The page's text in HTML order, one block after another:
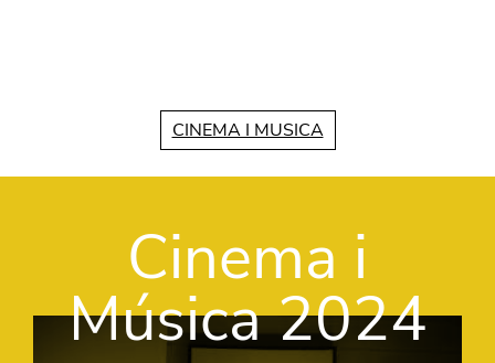
CINEMA I MUSICA
Cinema i
Música 2024